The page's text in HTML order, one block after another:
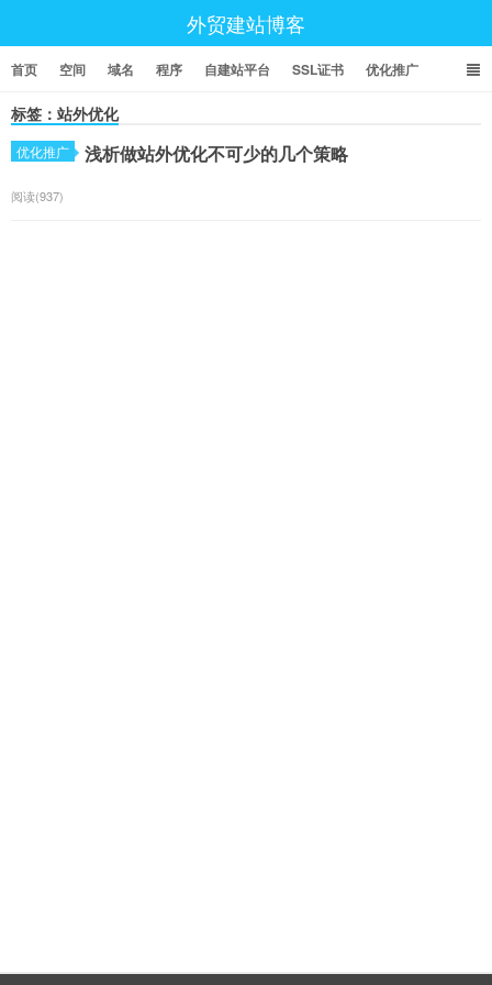
外贸建站博客
首页 空间 域名 程序 自建站平台 SSL证书 优化推广
标签：站外优化
优化推广 浅析做站外优化不可少的几个策略
阅读(937)